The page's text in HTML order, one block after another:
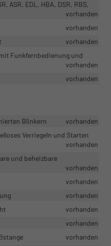
ASR, EDL, HBA, DSR, RBS,
vorhanden
vorhanden
vorhanden
Funkfernbedienung und
vorhanden
vorhanden
Blinkern
vorhanden
Verriegeln und Starten
vorhanden
und beheizbare
vorhanden
vorhanden
vorhanden
vorhanden
vorhanden
vorhanden